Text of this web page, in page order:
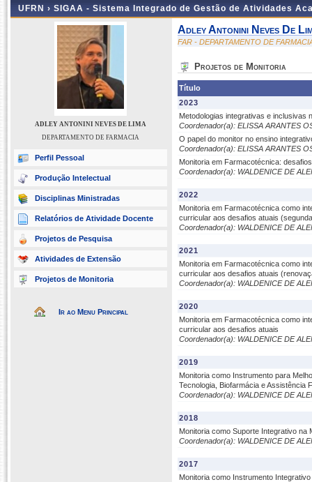
UFRN › SIGAA - Sistema Integrado de Gestão de Atividades
ADLEY ANTONINI NEVES DE LIMA
DEPARTAMENTO DE FARMACIA
Perfil Pessoal
Produção Intelectual
Disciplinas Ministradas
Relatórios de Atividade Docente
Projetos de Pesquisa
Atividades de Extensão
Projetos de Monitoria
Ir ao Menu Principal
Adley Antonini Neves De
FAR - DEPARTAMENTO DE
Projetos de Monitoria
Título
2023
Metodologias integrativas e inclusivas
Coordenador(a): ELISSA ARANTES
O papel do monitor no ensino
Coordenador(a): ELISSA ARANTES
Monitoria em Farmacotécnica:
Coordenador(a): WALDENICE DE
2022
Monitoria em Farmacotécnica como
curricular aos desafios atuais
Coordenador(a): WALDENICE DE
2021
Monitoria em Farmacotécnica como
curricular aos desafios atuais
Coordenador(a): WALDENICE DE
2020
Monitoria em Farmacotécnica como
curricular aos desafios atuais
Coordenador(a): WALDENICE DE
2019
Monitoria como Instrumento para
Tecnologia, Biofarmácia e Assistência
Coordenador(a): WALDENICE DE
2018
Monitoria como Suporte Integrativo na
Coordenador(a): WALDENICE DE
2017
Monitoria como Instrumento